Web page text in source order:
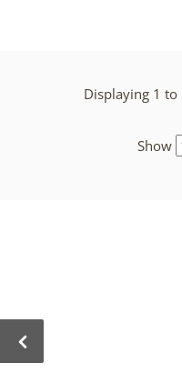
Displaying 1 to
Show